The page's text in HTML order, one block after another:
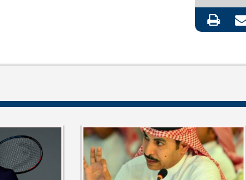
مشاركة عبر البريد طباعة